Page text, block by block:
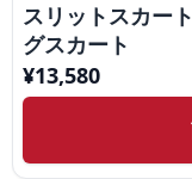
スリットスカー
グスカート
¥13,580